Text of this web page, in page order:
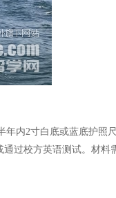
内2寸白底或蓝底护照
过校方英语测试。材